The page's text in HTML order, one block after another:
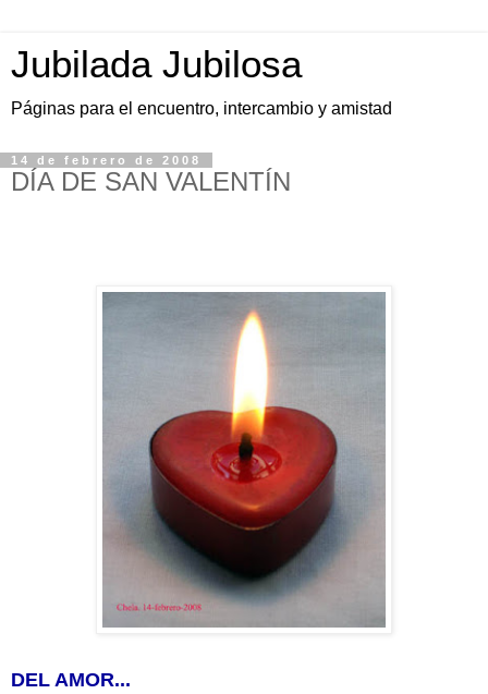
Jubilada Jubilosa
Páginas para el encuentro, intercambio y amistad
14 de febrero de 2008
DÍA DE SAN VALENTÍN
DEL AMOR...